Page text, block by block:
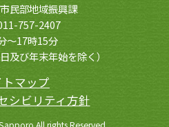
民部地域振興課
757-2407
～17時15分
及び年末年始を除く）
マップ
シビリティ方針